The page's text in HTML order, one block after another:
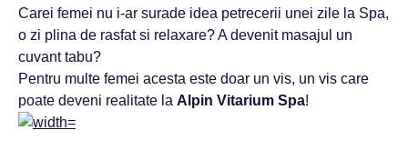
Carei femei nu i-ar surade idea petrecerii unei zile la Spa,
o zi plina de rasfat si relaxare? A devenit masajul un
cuvant tabu?
Pentru multe femei acesta este doar un vis, un vis care
poate deveni realitate la Alpin Vitarium Spa!